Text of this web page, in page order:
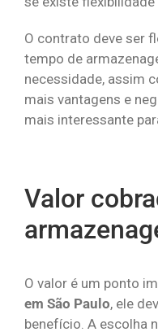
O contrato deve ser
tempo de
necessidade, assim
mais vantagens e
mais interessante
Valor
O valor é um ponto
em São Paulo, ele
benefício. A escolha